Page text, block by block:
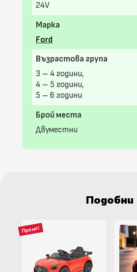
24V
Марка
Ford
Възрастова група
3 – 4 години,
4 – 5 години,
5 – 6 години
Брой места
Двуместни
Подобни
Промо!